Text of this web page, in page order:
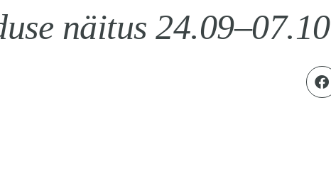
näitus 24.09–07.10